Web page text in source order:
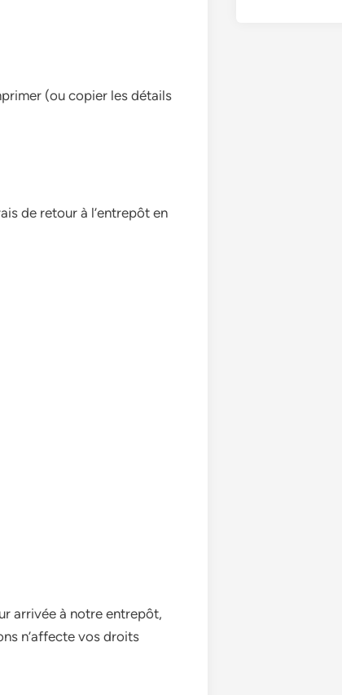
(ou copier les détails
de retour à l’entrepôt en
arrivée à notre entrepôt,
n’affecte vos droits